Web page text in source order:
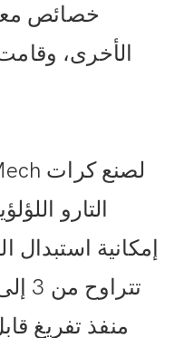
خصائص
الأخرى،
التارو
إمكانية استبدال
منفذ تفريغ